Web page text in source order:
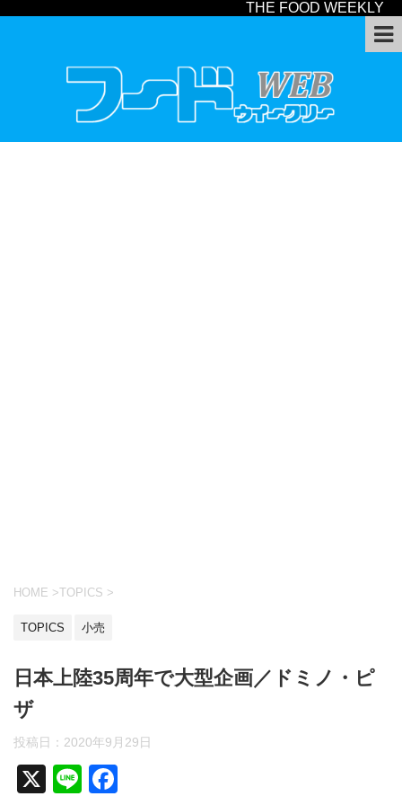
THE FOOD WEEKLY
HOME >TOPICS >
TOPICS 小売
日本上陸35周年で大型企画／ドミノ・ピ
ザ
投稿日： 2020年9月29日
X
Li